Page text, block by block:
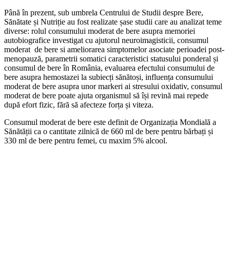
Până în prezent, sub umbrela Centrului de Studii despre Bere,
Sănătate și Nutriție au fost realizate șase studii care au analizat teme
diverse: rolul consumului moderat de bere asupra memoriei
autobiografice investigat cu ajutorul neuroimagisticii, consumul
moderat de bere si ameliorarea simptomelor asociate perioadei post-
menopauză, parametrii somatici caracteristici statusului ponderal și
consumul de bere în România, evaluarea efectului consumului de
bere asupra hemostazei la subiecți sănătoși, influența consumului
moderat de bere asupra unor markeri ai stresului oxidativ, consumul
moderat de bere poate ajuta organismul să își revină mai repede
după efort fizic, fără să afecteze forța și viteza.
Consumul moderat de bere este definit de Organizația Mondială a
Sănătății ca o cantitate zilnică de 660 ml de bere pentru bărbați și
330 ml de bere pentru femei, cu maxim 5% alcool.